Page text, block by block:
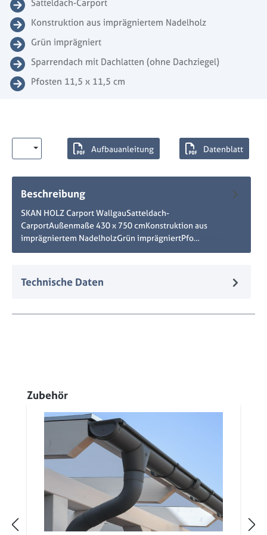
Satteldach-Carport
Konstruktion aus imprägniertem Nadelholz
Grün imprägniert
Sparrendach mit Dachlatten (ohne Dachziegel)
Pfosten 11,5 x 11,5 cm
Beschreibung
SKAN HOLZ Carport WallgauSatteldach-
CarportAußenmaße 430 x 750 cmKonstruktion aus
imprägniertem NadelholzGrün imprägniertPfo…
Technische Daten
Aufbauanleitung Datenblatt
Produktgalerie überspringen
Zubehör